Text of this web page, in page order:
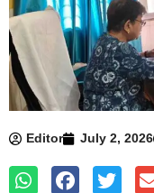
Editor July 2, 2026